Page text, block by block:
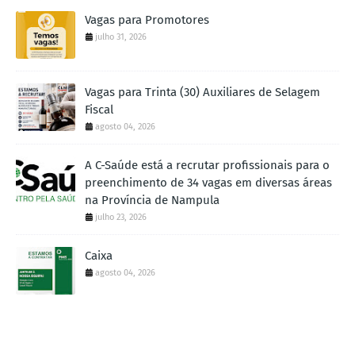
Vagas para Promotores
julho 31, 2026
Vagas para Trinta (30) Auxiliares de Selagem
Fiscal
agosto 04, 2026
A C-Saúde está a recrutar profissionais para o
preenchimento de 34 vagas em diversas áreas
na Província de Nampula
julho 23, 2026
Caixa
agosto 04, 2026